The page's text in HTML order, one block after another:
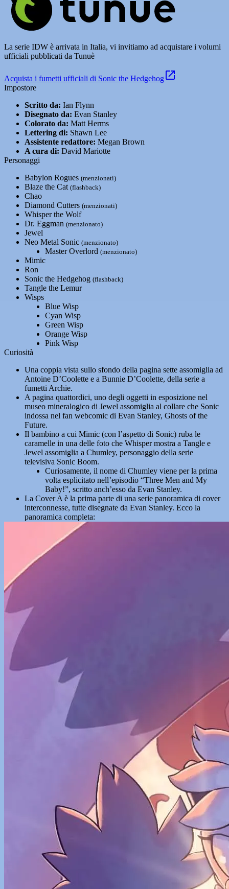
La serie IDW è arrivata in Italia, vi invitiamo ad acquistare i volumi
ufficiali pubblicati da Tunuè
Acquista i fumetti ufficiali di Sonic the Hedgehog
Impostore
Scritto da: Ian Flynn
Disegnato da: Evan Stanley
Colorato da: Matt Herms
Lettering di: Shawn Lee
Assistente redattore: Megan Brown
A cura di: David Mariotte
Personaggi
Babylon Rogues (menzionati)
Blaze the Cat (flashback)
Chao
Diamond Cutters (menzionati)
Whisper the Wolf
Dr. Eggman (menzionato)
Jewel
Neo Metal Sonic (menzionato)
Master Overlord (menzionato)
Mimic
Ron
Sonic the Hedgehog (flashback)
Tangle the Lemur
Wisps
Blue Wisp
Cyan Wisp
Green Wisp
Orange Wisp
Pink Wisp
Curiosità
Una coppia vista sullo sfondo della pagina sette assomiglia ad
Antoine D’Coolette e a Bunnie D’Coolette, della serie a
fumetti Archie.
A pagina quattordici, uno degli oggetti in esposizione nel
museo mineralogico di Jewel assomiglia al collare che Sonic
indossa nel fan webcomic di Evan Stanley, Ghosts of the
Future.
Il bambino a cui Mimic (con l’aspetto di Sonic) ruba le
caramelle in una delle foto che Whisper mostra a Tangle e
Jewel assomiglia a Chumley, personaggio della serie
televisiva Sonic Boom.
Curiosamente, il nome di Chumley viene per la prima
volta esplicitato nell’episodio “Three Men and My
Baby!”, scritto anch’esso da Evan Stanley.
La Cover A è la prima parte di una serie panoramica di cover
interconnesse, tutte disegnate da Evan Stanley. Ecco la
panoramica completa: